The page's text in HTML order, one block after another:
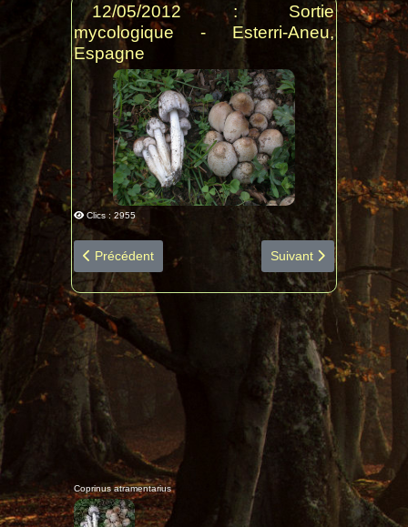
12/05/2012 : Sortie
mycologique - Esterri-Aneu,
Espagne
Clics : 2955
Article précédent : 2016-04-10 Ariège diapo espèces
Précédent Article suivant : 2012-
Suivant